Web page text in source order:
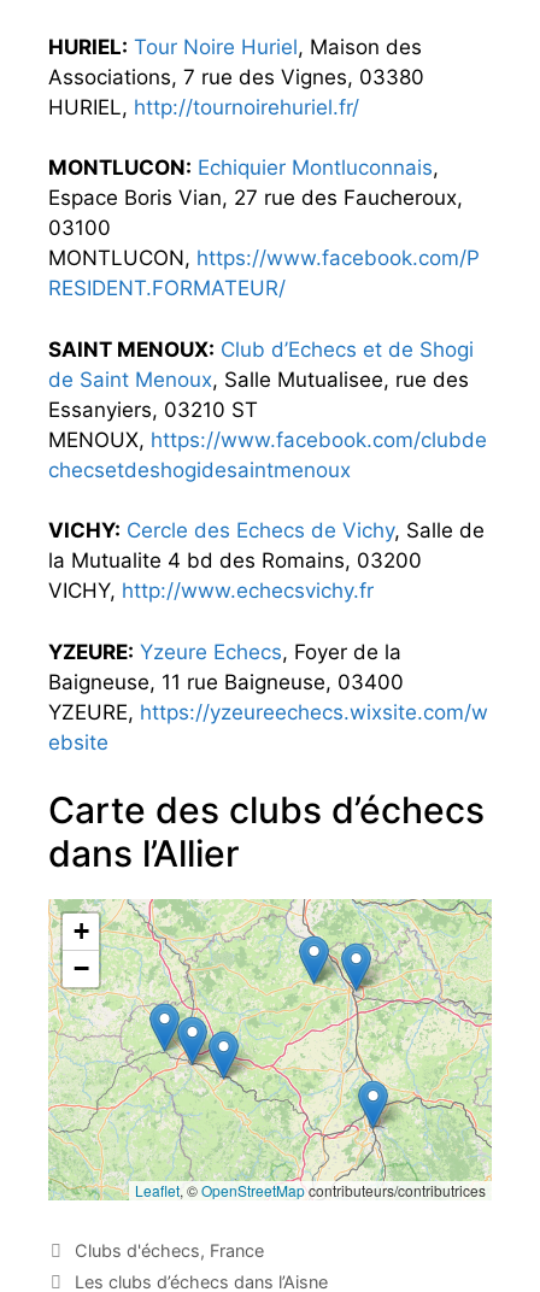
HURIEL: Tour Noire Huriel, Maison des
Associations, 7 rue des Vignes, 03380
HURIEL, http://tournoirehuriel.fr/
MONTLUCON: Echiquier Montluconnais,
Espace Boris Vian, 27 rue des Faucheroux,
03100
MONTLUCON, https://www.facebook.com/P
RESIDENT.FORMATEUR/
SAINT MENOUX: Club d’Echecs et de Shogi
de Saint Menoux, Salle Mutualisee, rue des
Essanyiers, 03210 ST
MENOUX, https://www.facebook.com/clubde
checsetdeshogidesaintmenoux
VICHY: Cercle des Echecs de Vichy, Salle de
la Mutualite 4 bd des Romains, 03200
VICHY, http://www.echecsvichy.fr
YZEURE: Yzeure Echecs, Foyer de la
Baigneuse, 11 rue Baigneuse, 03400
YZEURE, https://yzeureechecs.wixsite.com/w
ebsite
Carte des clubs d’échecs
dans l’Allier
+
−
Leaflet, ©OpenStreetMapcontributeurs/contributrices
C
a
Clubs d'échecs, France
N
Les clubs d’échecs dans l’Aisne